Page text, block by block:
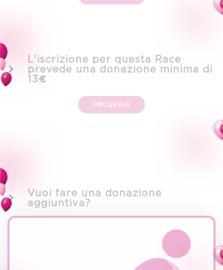
L'iscrizione per questa Race
prevede una donazione minima di
13€
PROSEGUI
Vuoi fare una donazione
aggiuntiva?